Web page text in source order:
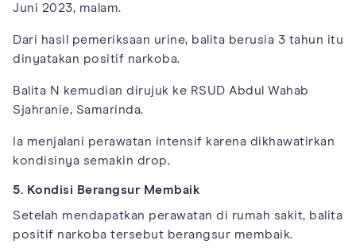
Juni 2023, malam.
Dari hasil pemeriksaan urine, balita berusia 3 tahun itu
dinyatakan positif narkoba.
Balita N kemudian dirujuk ke RSUD Abdul Wahab
Sjahranie, Samarinda.
Ia menjalani perawatan intensif karena dikhawatirkan
kondisinya semakin drop.
5. Kondisi Berangsur Membaik
Setelah mendapatkan perawatan di rumah sakit, balita
positif narkoba tersebut berangsur membaik.